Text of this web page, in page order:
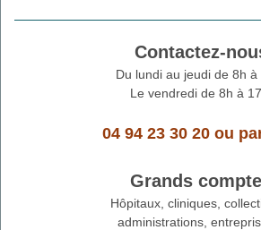
Contactez-
Du lundi au jeudi de 8h à
Le vendredi de 8h à
04 94 23 30 20ou
Grands
Hôpitaux, cliniques,
administrations,